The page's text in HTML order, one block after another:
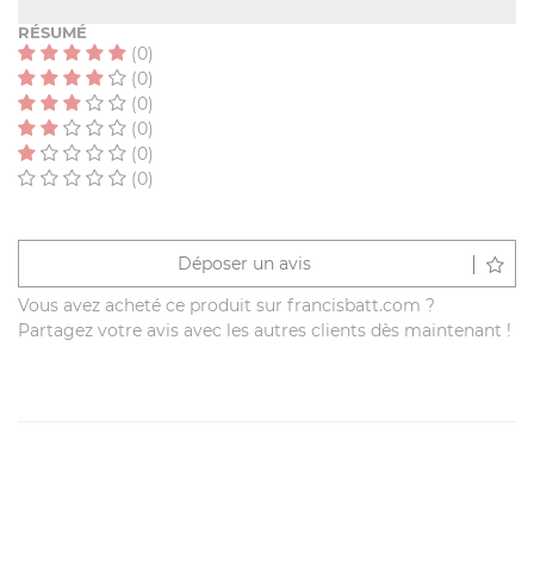
RÉSUMÉ
(0)
(0)
(0)
(0)
(0)
(0)
Déposer un avis
Vous avez acheté ce produit sur francisbatt.com ?
Partagez votre avis avec les autres clients dès maintenant !